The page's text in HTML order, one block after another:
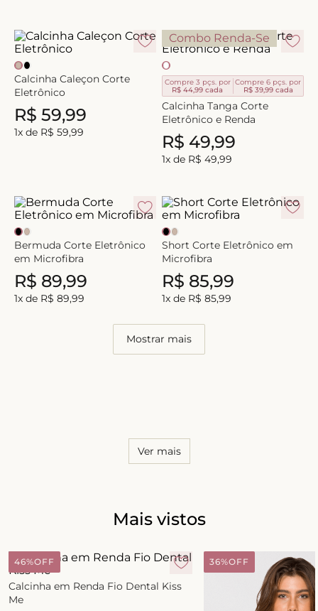
Calcinha Caleçon Corte
Eletrônico
R$ 59,99
1x de R$ 59,99
Combo Renda-Se
Compre 3 pçs. por
R$ 44,99 cada
Compre 6 pçs. por
R$ 39,99cada
Calcinha Tanga Corte
Eletrônico e Renda
R$ 49,99
1x de R$ 49,99
Bermuda Corte Eletrônico
em Microfibra
R$ 89,99
1x de R$ 89,99
Short Corte Eletrônico em
Microfibra
R$ 85,99
1x de R$ 85,99
Mostrar mais
Ver mais
Mais vistos
46%OFF
Calcinha em Renda Fio Dental Kiss
Me
36%OFF